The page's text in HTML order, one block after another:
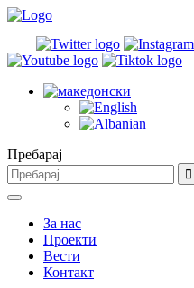
Пребарај
За нас
Проекти
Вести
Контакт